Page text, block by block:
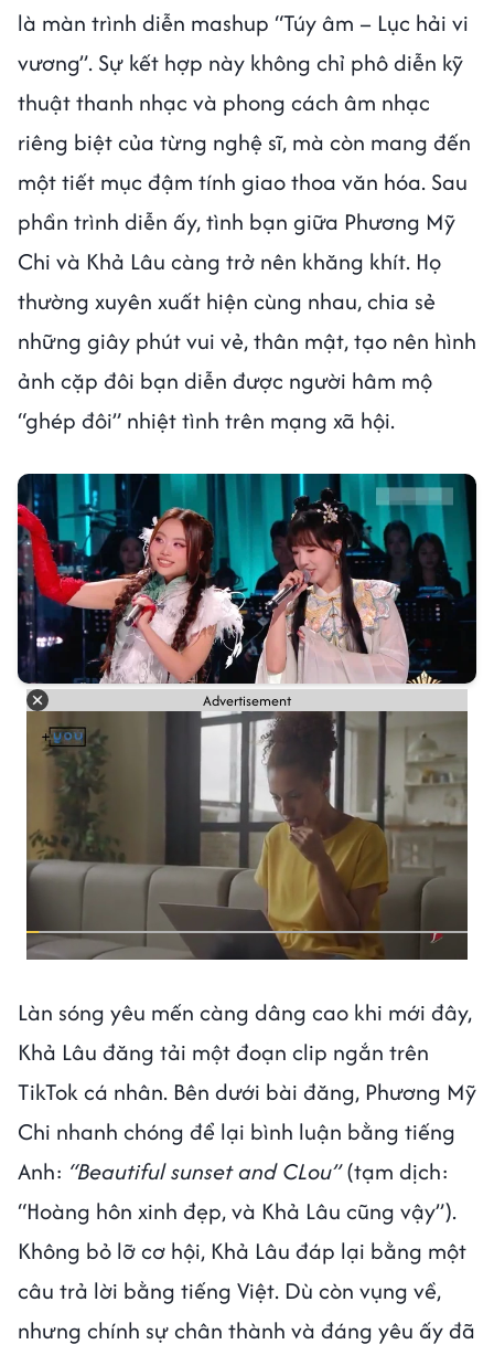
là màn trình diễn mashup “Túy âm – Lục hải vi
vương”. Sự kết hợp này không chỉ phô diễn kỹ
thuật thanh nhạc và phong cách âm nhạc
riêng biệt của từng nghệ sĩ, mà còn mang đến
một tiết mục đậm tính giao thoa văn hóa. Sau
phần trình diễn ấy, tình bạn giữa Phương Mỹ
Chi và Khả Lâu càng trở nên khăng khít. Họ
thường xuyên xuất hiện cùng nhau, chia sẻ
những giây phút vui vẻ, thân mật, tạo nên hình
ảnh cặp đôi bạn diễn được người hâm mộ
“ghép đôi” nhiệt tình trên mạng xã hội.
Advertisement
Làn sóng yêu mến càng dâng cao khi mới đây,
Khả Lâu đăng tải một đoạn clip ngắn trên
TikTok cá nhân. Bên dưới bài đăng, Phương Mỹ
Chi nhanh chóng để lại bình luận bằng tiếng
Anh: “Beautiful sunset and CLou”(tạm dịch:
“Hoàng hôn xinh đẹp, và Khả Lâu cũng vậy”).
Không bỏ lỡ cơ hội, Khả Lâu đáp lại bằng một
câu trả lời bằng tiếng Việt. Dù còn vụng về,
nhưng chính sự chân thành và đáng yêu ấy đã